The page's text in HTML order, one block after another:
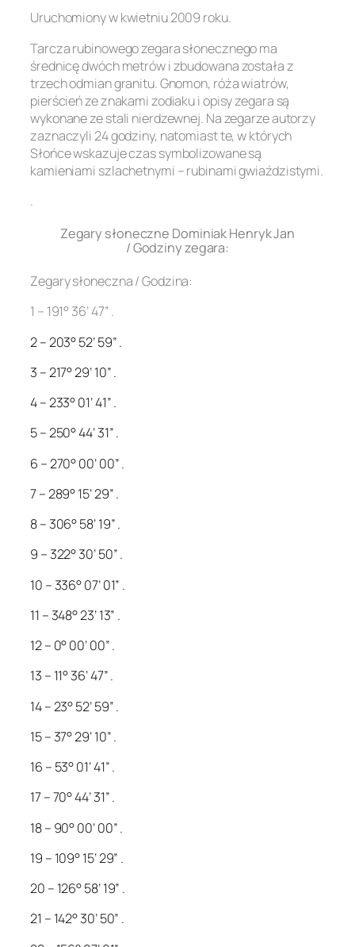
Uruchomiony w kwietniu 2009 roku.
Tarcza rubinowego zegara słonecznego ma
średnicę dwóch metrów i zbudowana została z
trzech odmian granitu. Gnomon, róża wiatrów,
pierścień ze znakami zodiaku i opisy zegara są
wykonane ze stali nierdzewnej. Na zegarze autorzy
zaznaczyli 24 godziny, natomiast te, w których
Słońce wskazuje czas symbolizowane są
kamieniami szlachetnymi – rubinami gwiaździstymi.
.
Zegary słoneczne Dominiak Henryk Jan
/ Godziny zegara:
Zegary słoneczna / Godzina:
1 – 191° 36’ 47” .
2 – 203° 52’ 59” .
3 – 217° 29’ 10” .
4 – 233° 01’ 41” .
5 – 250° 44’ 31” .
6 – 270° 00’ 00” .
7 – 289° 15’ 29” .
8 – 306° 58’ 19” .
9 – 322° 30’ 50” .
10 – 336° 07’ 01” .
11 – 348° 23’ 13” .
12 – 0° 00’ 00” .
13 – 11° 36’ 47” .
14 – 23° 52’ 59” .
15 – 37° 29’ 10” .
16 – 53° 01’ 41” .
17 – 70° 44’ 31” .
18 – 90° 00’ 00” .
19 – 109° 15’ 29” .
20 – 126° 58’ 19” .
21 – 142° 30’ 50” .